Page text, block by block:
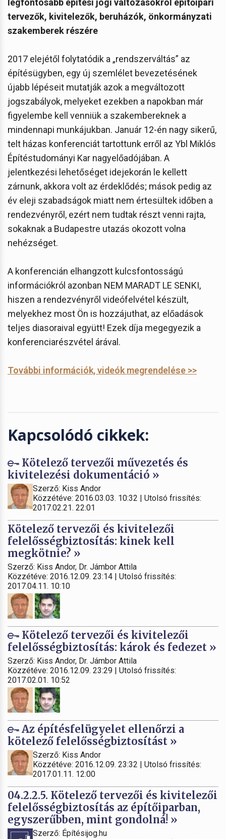
tervezők, kivitelezők, beruházók, önkormányzati
szakemberek részére
2017 elejétől folytatódik a „rendszerváltás” az
építésügyben, egy új szemlélet bevezetésének
újabb lépéseit mutatják azok a megváltozott
jogszabályok, melyeket ezekben a napokban már
figyelembe kell venniük a szakembereknek a
mindennapi munkájukban. Január 12-én nagy sikerű,
telt házas konferenciát tartottunk erről az Ybl Miklós
Építéstudományi Kar nagyelőadójában. A
jelentkezési lehetőséget idejekorán le kellett
zárnunk, akkora volt az érdeklődés; mások pedig az
év eleji szabadságok miatt nem értesültek időben a
rendezvényről, ezért nem tudtak részt venni rajta,
sokaknak a Budapestre utazás okozott volna
nehézséget.
A konferencián elhangzott kulcsfontosságú
információkról azonban NEM MARADT LE SENKI,
hiszen a rendezvényről videófelvétel készült,
melyekhez most Ön is hozzájuthat, az előadások
teljes diasoraival együtt! Ezek díja megegyezik a
konferenciarészvétel árával.
További információk, videók megrendelése >>
Kapcsolódó cikkek:
Kötelező tervezői művezetés és
kivitelezési dokumentáció »
Szerző: Kiss Andor
Közzétéve: 2016.03.03. 10:32 | Utolsó frissítés:
2017.02.21. 22:01
Kötelező tervezői és kivitelezői
felelősségbiztosítás: kinek kell
megkötnie? »
Szerző: Kiss Andor, Dr. Jámbor Attila
Közzétéve: 2016.12.09. 23:14 | Utolsó frissítés:
2017.04.11. 10:10
Kötelező tervezői és kivitelezői
felelősségbiztosítás: károk és fedezet »
Szerző: Kiss Andor, Dr. Jámbor Attila
Közzétéve: 2016.12.09. 23:29 | Utolsó frissítés:
2017.02.01. 10:52
Az építésfelügyelet ellenőrzi a
kötelező felelősségbiztosítást »
Szerző: Kiss Andor
Közzétéve: 2016.12.09. 23:32 | Utolsó frissítés:
2017.01.11. 12:00
04.2.2.5. Kötelező tervezői és kivitelezői
felelősségbiztosítás az építőiparban,
egyszerűbben, mint gondolná! »
Szerző: Építésijog.hu